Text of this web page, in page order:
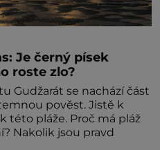
Je černý písek
roste zlo?
Gudžarát se nachází část
pověst. Jistě k
této pláže. Proč má pláž
takové netypické zbarvení? Nakolik jsou pravd